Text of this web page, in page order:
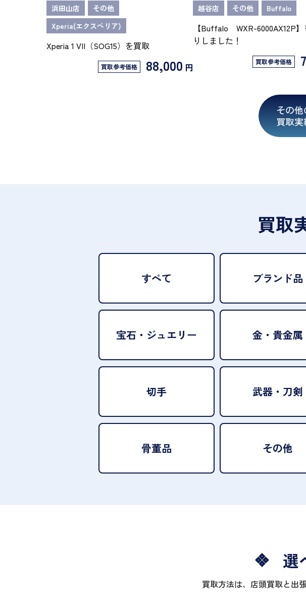
浜田山店
その他
Xperia(エクスペリア)
Xperia 1 VII（SOG15）を買取
買取参考価格 88,000 円
越谷店 その他 Buffalo
【Buffalo WXR-6000AX12P
りしました！
買取参考価格
その他
買取
買取
すべて ブランド品
宝石・ ジュエリー 金・貴金属
切手 武器・刀剣
骨董品 その他
選
買取方法は、店頭買取と出